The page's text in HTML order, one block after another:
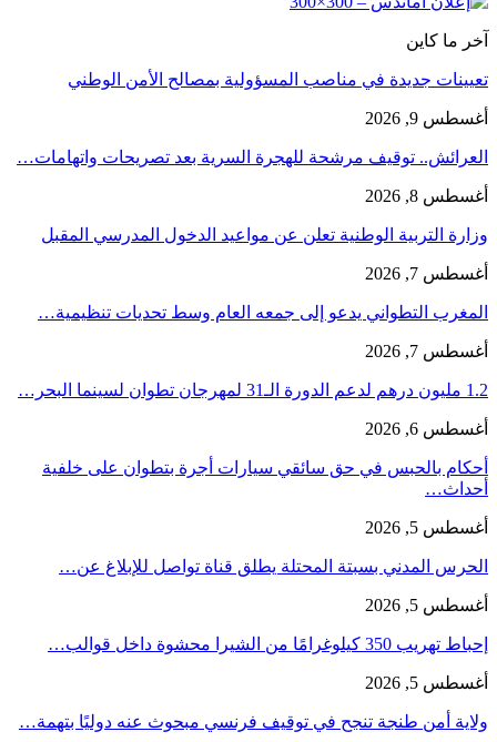
آخر ما كاين
تعيينات جديدة في مناصب المسؤولية بمصالح الأمن الوطني
أغسطس 9, 2026
العرائش.. توقيف مرشحة للهجرة السرية بعد تصريحات واتهامات…
أغسطس 8, 2026
وزارة التربية الوطنية تعلن عن مواعيد الدخول المدرسي المقبل
أغسطس 7, 2026
المغرب التطواني يدعو إلى جمعه العام وسط تحديات تنظيمية…
أغسطس 7, 2026
1.2 مليون درهم لدعم الدورة الـ31 لمهرجان تطوان لسينما البحر…
أغسطس 6, 2026
أحكام بالحبس في حق سائقي سيارات أجرة بتطوان على خلفية
أحداث…
أغسطس 5, 2026
الحرس المدني بسبتة المحتلة يطلق قناة تواصل للإبلاغ عن…
أغسطس 5, 2026
إحباط تهريب 350 كيلوغرامًا من الشيرا محشوة داخل قوالب…
أغسطس 5, 2026
ولاية أمن طنجة تنجح في توقيف فرنسي مبحوث عنه دوليًا بتهمة…